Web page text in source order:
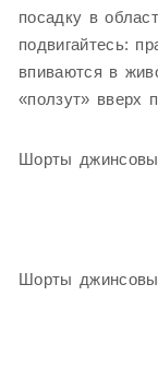
посадку в
подвигайтесь:
впиваются в
«ползут» вверх
Шорты
Шорты